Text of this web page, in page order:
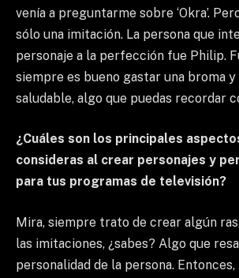
venía a preguntarme sobre ‘Okra’.
sólo una imitación. La persona que
personaje a la perfección fue Philip.
siempre es bueno gastar una broma
saludable, algo que puedas recordar
¿Cuáles son los principales
consideras al crear personajes y
para tus programas de televisión?
Mira, siempre trato de crear algún
las imitaciones, ¿sabes? Algo que
personalidad de la persona.